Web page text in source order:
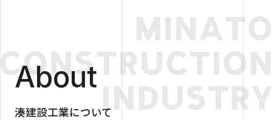
About
湊建設工業について